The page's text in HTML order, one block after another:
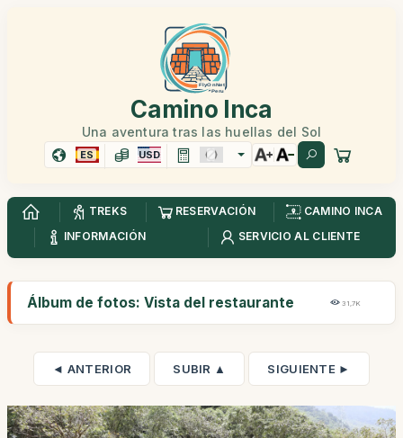
Camino Inca
Una aventura tras las huellas del Sol
ES USD
TREKS RESERVACIÓN
CAMINO INCA
INFORMACIÓN
SERVICIO AL CLIENTE
Álbum de fotos: Vista del restaurante 31,7K
◄ ANTERIOR SUBIR ▲ SIGUIENTE ►